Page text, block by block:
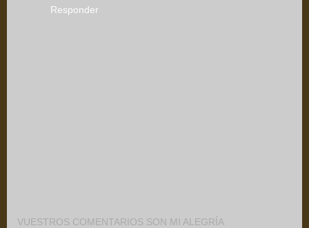
Responder
VUESTROS COMENTARIOS SON MI ALEGRÍA